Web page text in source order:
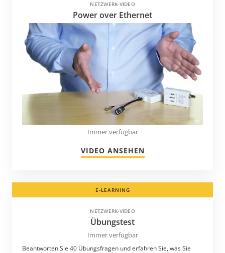
NETZWERK-VIDEO
Power over Ethernet
Immer verfügbar
VIDEO ANSEHEN
E-LEARNING
NETZWERK-VIDEO
Übungstest
Immer verfügbar
Beantworten Sie 40 Übungsfragen und erfahren Sie, was Sie